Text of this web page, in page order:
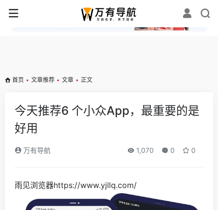
✕
首页 • 文章推荐 • 文章 • 正文
今天推荐6 个小众App，最重要的是
好用
万有导航 1,070 0 0
雨见浏览器https://www.yjllq.com/